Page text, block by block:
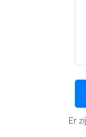
Er